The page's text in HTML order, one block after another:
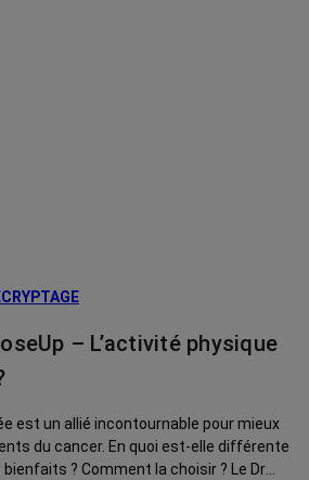
– L’activité physique
est un allié incontournable pour mieux
du cancer. En quoi est-elle différente
? Comment la choisir ? Le Dr